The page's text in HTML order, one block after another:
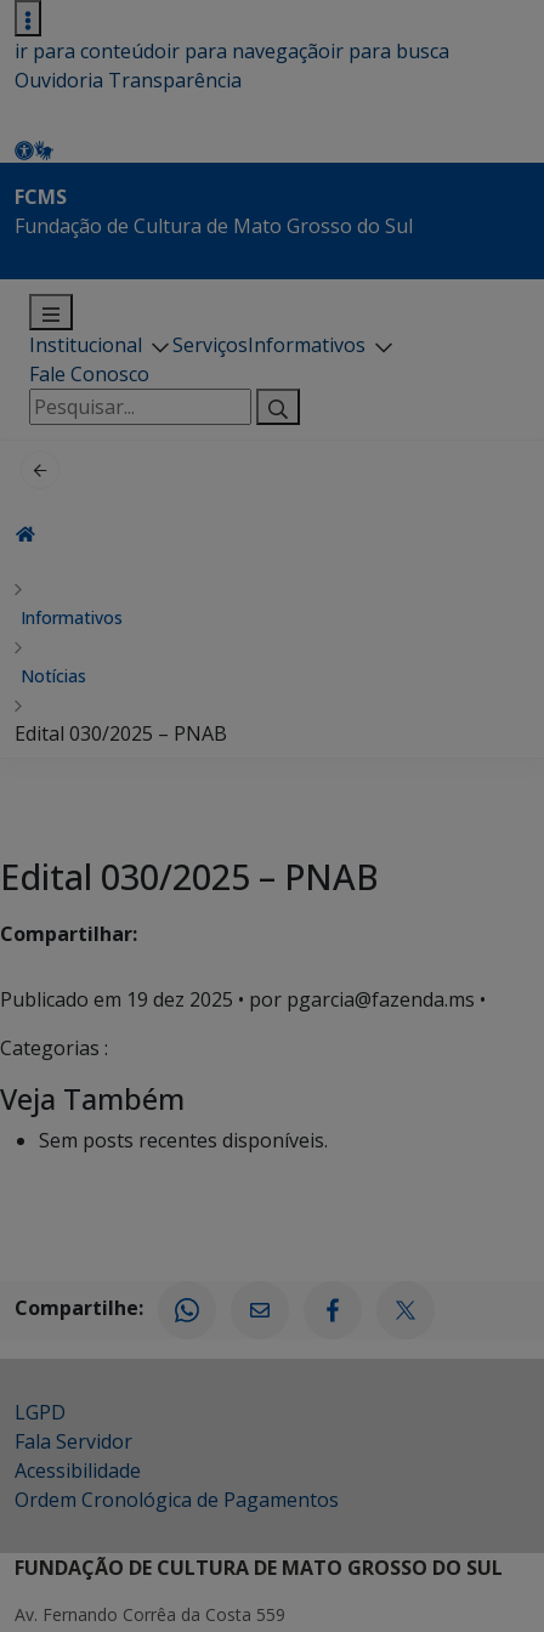
ir para conteúdoir para navegaçãoir para busca
Ouvidoria Transparência
FCMS
Fundação de Cultura de Mato Grosso do Sul
Institucional ServiçosInformativos
Fale Conosco
Pesquisar
por:
Informativos
Notícias
Edital 030/2025 – PNAB
Edital 030/2025 – PNAB
Compartilhar:
Publicado em 19 dez 2025 • por pgarcia@fazenda.ms •
Categorias :
Veja Também
Sem posts recentes disponíveis.
Compartilhe:
LGPD
Fala Servidor
Acessibilidade
Ordem Cronológica de Pagamentos
FUNDAÇÃO DE CULTURA DE MATO GROSSO DO SUL
Av. Fernando Corrêa da Costa 559